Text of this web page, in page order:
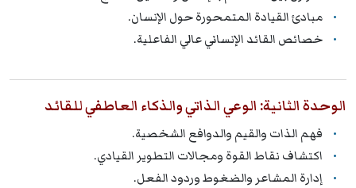
مبادئ القيادة المتمحورة حول الإنسان.
خصائص القائد الإنساني عالي الفاعلية.
الوحدة الثانية: الوعي الذاتي والذكاء العاطفي للقائد
فهم الذات والقيم والدوافع الشخصية.
اكتشاف نقاط القوة ومجالات التطوير القيادي.
إدارة المشاعر والضغوط وردود الفعل.